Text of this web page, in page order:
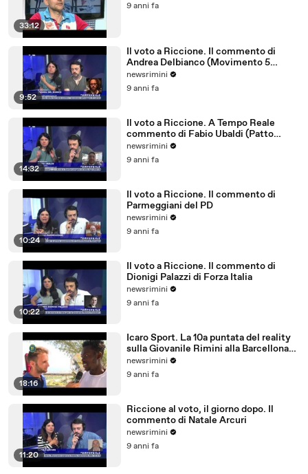
33:12
9 anni fa
9:52
Il voto a Riccione. Il commento di
Andrea Delbianco (Movimento 5
Stelle)
newsrimini
9 anni fa
14:32
Il voto a Riccione. A Tempo Reale
commento di Fabio Ubaldi (Patto
Civico Riccione)
newsrimini
9 anni fa
10:24
Il voto a Riccione. Il commento di
Parmeggiani del PD
newsrimini
9 anni fa
10:22
Il voto a Riccione. Il commento di
Dionigi Palazzi di Forza Italia
newsrimini
9 anni fa
18:16
Icaro Sport. La 10a puntata del reality
sulla Giovanile Rimini alla Barcellona
Professional Cup
newsrimini
9 anni fa
11:20
Riccione al voto, il giorno dopo. Il
commento di Natale Arcuri
newsrimini
9 anni fa